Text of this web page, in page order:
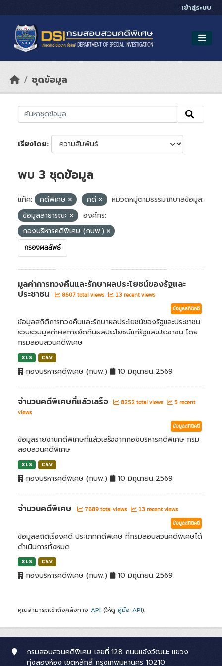
เข้าสู่ระบบ
ชุดข้อมูล
เรียงโดย
พบ 3 ชุดข้อมูล
แท็ค: คดีพิเศษ คดี
หมวดหมู่ตามธรรมาภิบาลข้อมูล:
ข้อมูลสาธารณะ
องค์กร:
กองบริหารคดีพิเศษ (กบพ.)
กรองผลลัพธ์
มูลค่าการทวงคืนและรักษาผลประโยชน์ของรัฐและ
ประชาชน
8607 total views 13 recent views
ข้อมูลสถิติคดี
ข้อมูลสถิติการทวงคืนและรักษาผลประโยชน์ของรัฐและประชาชน
รวบรวมมูลค่าผลการยึดคืนผลประโยชน์แก่รัฐและประชาชน โดย
กรมสอบสวนคดีพิเศษ
XLS CSV
กองบริหารคดีพิเศษ (กบพ.) 10 มิถุนายน 2569
จำนวนคดีพิเศษที่แล้วเสร็จ 8252 total views
5 recent
views
ข้อมูลสถิติคดี
ข้อมูลรายงานคดีพิเศษที่แล้วเสร็จจากกองบริหารคดีพิเศษ กรม
สอบสวนคดีพิเศษ
XLS CSV
กองบริหารคดีพิเศษ (กบพ.) 10 มิถุนายน 2569
จำนวนคดีพิเศษ 7689 total views 13 recent views
ข้อมูลสถิติคดี
ข้อมูลสถิติเรื่องคดี ประเภทคดีพิเศษ ที่กรมสอบสวนคดีพิเศษได้
ดำเนินการทั้งหมด
XLS CSV
กองบริหารคดีพิเศษ (กบพ.) 10 มิถุนายน 2569
คุณสามารถเข้าถึงคลังทาง API (ให้ดู คู่มือ API).
กรมสอบสวนคดีพิเศษ เลขที่ 128 ถนนแจ้งวัฒนะ แขวง
ทุ่งสองห้อง เขตหลักสี่ กรุงเทพมหานคร 10210